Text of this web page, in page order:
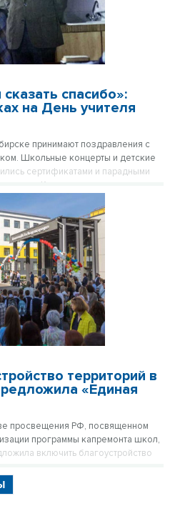
спасибо»:
на День учителя
принимают поздравления с
Школьные концерты и детские
сертификатами и парадными
Каким подаркам рады сами
территорий в
«Единая
просвещения РФ, посвященном
программы капремонта школ,
включить благоустройство
ремонту школ, а также
подрядчиков, которые